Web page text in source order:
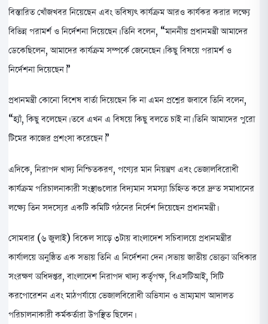
বিস্তারিত খোঁজখবর নিয়েছেন এবং ভবিষ্যৎ কার্যক্রম আরও কার্যকর করার লক্ষ্যে
বিভিন্ন পরামর্শ ও নির্দেশনা দিয়েছেন। তিনি বলেন, “মাননীয় প্রধানমন্ত্রী আমাদের
ডেকেছিলেন, আমাদের কার্যক্রম সম্পর্কে জেনেছেন। কিছু বিষয়ে পরামর্শ ও
নির্দেশনা দিয়েছেন।”
প্রধানমন্ত্রী কোনো বিশেষ বার্তা দিয়েছেন কি না এমন প্রশ্নের জবাবে তিনি বলেন,
“হ্যাঁ, কিছু বলেছেন। তবে এখন এ বিষয়ে কিছু বলতে চাই না। তিনি আমাদের পুরো
টিমের কাজের প্রশংসা করেছেন।”
এদিকে, নিরাপদ খাদ্য নিশ্চিতকরণ, পণ্যের মান নিয়ন্ত্রণ এবং ভেজালবিরোধী
কার্যক্রম পরিচালনাকারী সংস্থাগুলোর বিদ্যমান সমস্যা চিহ্নিত করে দ্রুত সমাধানের
লক্ষ্যে তিন সদস্যের একটি কমিটি গঠনের নির্দেশ দিয়েছেন প্রধানমন্ত্রী।
সোমবার (৬ জুলাই) বিকেল সাড়ে ৩টায় বাংলাদেশ সচিবালয়ে প্রধানমন্ত্রীর
কার্যালয়ে অনুষ্ঠিত এক সভায় তিনি এ নির্দেশনা দেন। সভায় জাতীয় ভোক্তা অধিকার
সংরক্ষণ অধিদপ্তর, বাংলাদেশ নিরাপদ খাদ্য কর্তৃপক্ষ, বিএসটিআই, সিটি
করপোরেশন এবং মাঠপর্যায়ে ভেজালবিরোধী অভিযান ও ভ্রাম্যমাণ আদালত
পরিচালনাকারী কর্মকর্তারা উপস্থিত ছিলেন।